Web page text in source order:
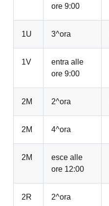
ore 9:00
1U 3^ora
1V
entra alle
ore 9:00
2M 2^ora
2M 4^ora
2M
esce alle
ore 12:00
2R 2^ora